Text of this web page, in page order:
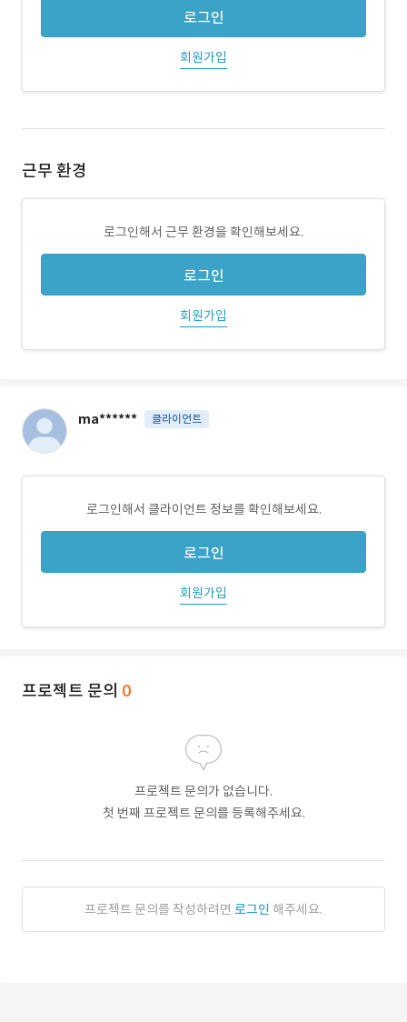
로그인
회원가입
근무 환경
로그인해서 근무 환경을 확인해보세요.
로그인
회원가입
ma****** 클라이언트
로그인해서 클라이언트 정보를 확인해보세요.
로그인
회원가입
프로젝트 문의 0
프로젝트 문의가 없습니다.
첫 번째 프로젝트 문의를 등록해주세요.
프로젝트 문의를 작성하려면 로그인 해주세요.